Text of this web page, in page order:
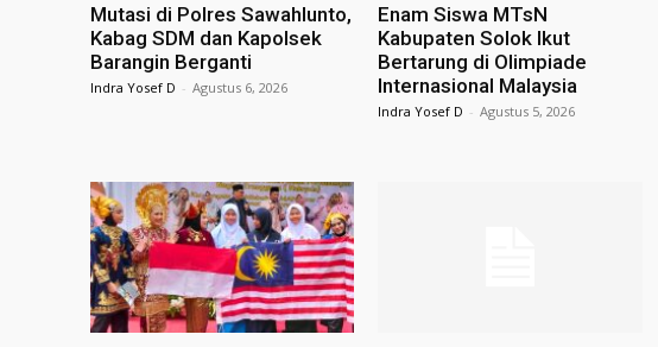
Mutasi di Polres Sawahlunto,
Kabag SDM dan Kapolsek
Barangin Berganti
Indra Yosef D - Agustus 6, 2026
Enam Siswa MTsN
Kabupaten Solok Ikut
Bertarung di Olimpiade
Internasional Malaysia
Indra Yosef D - Agustus 5, 2026